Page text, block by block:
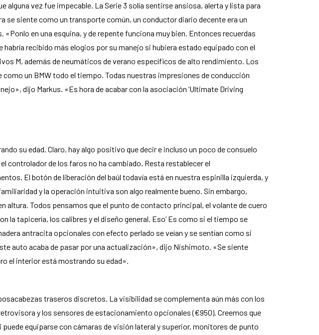
alguna vez fue impecable. La Serie 3 solía sentirse ansiosa, alerta y lista para
se siente como un transporte común, un conductor diario decente era un
en una esquina, y de repente funciona muy bien. Entonces recuerdas
recibido más elogios por su manejo si hubiera estado equipado con el
M, además de neumáticos de verano específicos de alto rendimiento. Los
un BMW todo el tiempo. Todas nuestras impresiones de conducción
dijo Markus. «Es hora de acabar con la asociación ‘Ultimate Driving
su edad. Claro, hay algo positivo que decir e incluso un poco de consuelo
controlador de los faros no ha cambiado. Resta restablecer el
El botón de liberación del baúl todavía está en nuestra espinilla izquierda, y
y la operación intuitiva son algo realmente bueno. Sin embargo,
altura. Todos pensamos que el punto de contacto principal, el volante de cuero
tapicería, los calibres y el diseño general. Eso’ Es como si el tiempo se
antracita opcionales con efecto perlado se veían y se sentían como si
auto acaba de pasar por una actualización», dijo Nishimoto. «Se siente
el interior está mostrando su edad».
traseros discretos. La visibilidad se complementa aún más con los
​​y los sensores de estacionamiento opcionales (€950). Creemos que
equiparse con cámaras de visión lateral y superior, monitores de punto